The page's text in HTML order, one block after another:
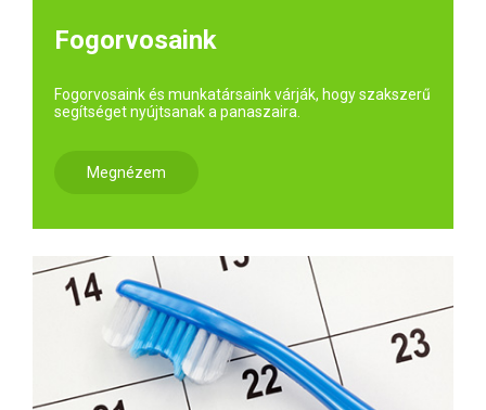
Fogorvosaink
Fogorvosaink és munkatársaink várják, hogy szakszerű
segítséget nyújtsanak a panaszaira.
Megnézem